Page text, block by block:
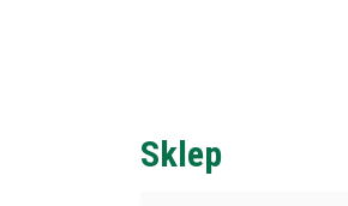
Sklep